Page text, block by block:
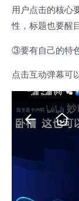
用户点击的核心
性，标题也要醒
③要有自己的特
点击互动弹幕可